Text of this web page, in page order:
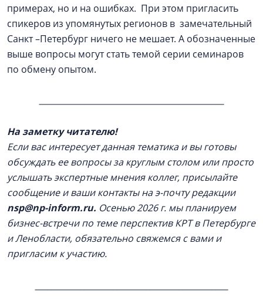
примерах, но и на ошибках. При этом пригласить
спикеров из упомянутых регионов в замечательный
Санкт –Петербург ничего не мешает. А обозначенные
выше вопросы могут стать темой серии семинаров
по обмену опытом.
На заметку читателю!
Если вас интересует данная тематика и вы готовы
обсуждать ее вопросы за круглым столом или просто
услышать экспертные мнения коллег, присылайте
сообщение и ваши контакты на э-почту редакции
nsp@np-inform.ru. Осенью 2026 г. мы планируем
бизнес-встречи по теме перспектив КРТ в Петербурге
и Ленобласти, обязательно свяжемся с вами и
пригласим к участию.